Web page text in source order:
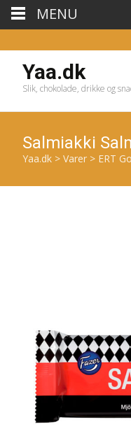
Yaa.dk
Slik, chokolade, drikke og
Salmiakki
Yaa.dk > Varer > ERT
MENU